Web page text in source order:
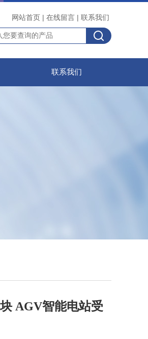
网站首页 | 在线留言 | 联系我们
联系我们
AGV智能电站受